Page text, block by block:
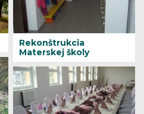
Rekonštrukcia
Materskej školy